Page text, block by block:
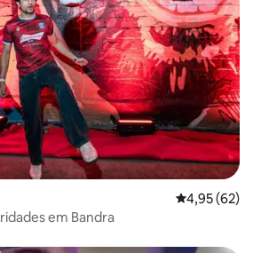
Classificação
4,95 (62)
em Bandra